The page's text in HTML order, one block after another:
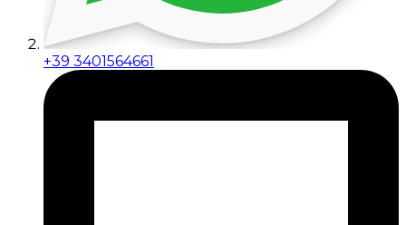
+39 3401564661